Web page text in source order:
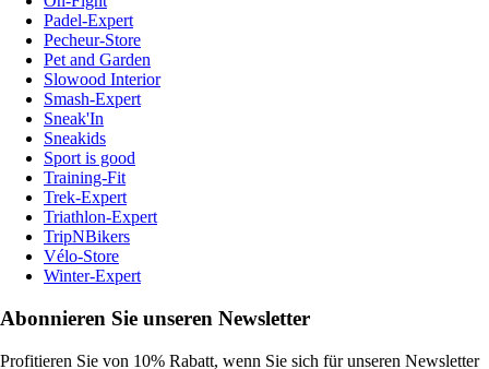
Padel-Expert
Pecheur-Store
Pet and Garden
Slowood Interior
Smash-Expert
Sneak'In
Sneakids
Sport is good
Training-Fit
Trek-Expert
Triathlon-Expert
TripNBikers
Vélo-Store
Winter-Expert
Abonnieren Sie unseren Newsletter
Profitieren Sie von 10% Rabatt, wenn Sie sich für unseren Newsletter